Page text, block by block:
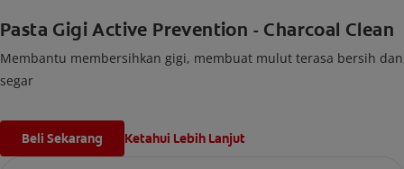
Pasta Gigi Active Prevention - Charcoal Clean
Membantu membersihkan gigi, membuat mulut terasa bersih dan
segar
Beli Sekarang Ketahui Lebih Lanjut